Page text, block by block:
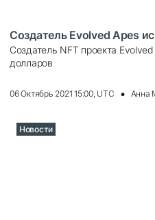
Создатель Evolved Apes
Создатель NFT проекта
долларов
06 Октябрь 2021 15:00, UTC Анна
Новости